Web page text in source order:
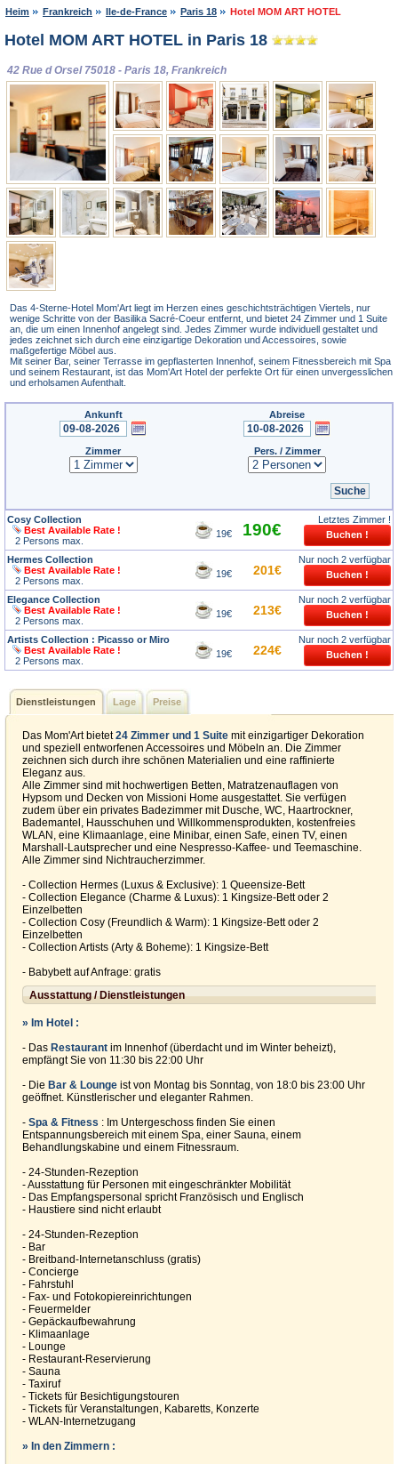
Heim Frankreich Ile-de-France Paris 18 Hotel MOM ART HOTEL
Hotel MOM ART HOTEL in Paris 18
42 Rue d Orsel 75018 - Paris 18, Frankreich
Das 4-Sterne-Hotel Mom'Art liegt im Herzen eines geschichtsträchtigen Viertels, nur
wenige Schritte von der Basilika Sacré-Coeur entfernt, und bietet 24 Zimmer und 1 Suite
an, die um einen Innenhof angelegt sind. Jedes Zimmer wurde individuell gestaltet und
jedes zeichnet sich durch eine einzigartige Dekoration und Accessoires, sowie
maßgefertige Möbel aus.
Mit seiner Bar, seiner Terrasse im gepflasterten Innenhof, seinem Fitnessbereich mit Spa
und seinem Restaurant, ist das Mom'Art Hotel der perfekte Ort für einen unvergesslichen
und erholsamen Aufenthalt.
Ankunft Abreise
Zimmer Pers. / Zimmer
Cosy Collection
Best Available Rate !
2 Persons max.
19€ 190€
Letztes Zimmer !
Hermes Collection
Best Available Rate !
2 Persons max.
19€ 201€
Nur noch 2 verfügbar
Elegance Collection
Best Available Rate !
2 Persons max.
19€ 213€
Nur noch 2 verfügbar
Artists Collection : Picasso or Miro
Best Available Rate !
2 Persons max.
19€ 224€
Nur noch 2 verfügbar
Dienstleistungen Lage Preise
Das Mom'Art bietet24 Zimmer und 1 Suite mit einzigartiger Dekoration
und speziell entworfenen Accessoires und Möbeln an. Die Zimmer
zeichnen sich durch ihre schönen Materialien und eine raffinierte
Eleganz aus.
Alle Zimmer sind mit hochwertigen Betten, Matratzenauflagen von
Hypsom und Decken von Missioni Home ausgestattet. Sie verfügen
zudem über ein privates Badezimmer mit Dusche, WC, Haartrockner,
Bademantel, Hausschuhen und Willkommensprodukten, kostenfreies
WLAN, eine Klimaanlage, eine Minibar, einen Safe, einen TV, einen
Marshall-Lautsprecher und eine Nespresso-Kaffee- und Teemaschine.
Alle Zimmer sind Nichtraucherzimmer.
- Collection Hermes (Luxus & Exclusive): 1 Queensize-Bett
- Collection Elegance (Charme & Luxus): 1 Kingsize-Bett oder 2
Einzelbetten
- Collection Cosy (Freundlich & Warm): 1 Kingsize-Bett oder 2
Einzelbetten
- Collection Artists (Arty & Boheme): 1 Kingsize-Bett
- Babybett auf Anfrage: gratis
Ausstattung / Dienstleistungen
» Im Hotel :
- Das Restaurant im Innenhof (überdacht und im Winter beheizt),
empfängt Sie von 11:30 bis 22:00 Uhr
- Die Bar & Lounge ist von Montag bis Sonntag, von 18:0 bis 23:00 Uhr
geöffnet. Künstlerischer und eleganter Rahmen.
- Spa & Fitness : Im Untergeschoss finden Sie einen
Entspannungsbereich mit einem Spa, einer Sauna, einem
Behandlungskabine und einem Fitnessraum.
- 24-Stunden-Rezeption
- Ausstattung für Personen mit eingeschränkter Mobilität
- Das Empfangspersonal spricht Französisch und Englisch
- Haustiere sind nicht erlaubt
- 24-Stunden-Rezeption
- Bar
- Breitband-Internetanschluss (gratis)
- Concierge
- Fahrstuhl
- Fax- und Fotokopiereinrichtungen
- Feuermelder
- Gepäckaufbewahrung
- Klimaanlage
- Lounge
- Restaurant-Reservierung
- Sauna
- Taxiruf
- Tickets für Besichtigungstouren
- Tickets für Veranstaltungen, Kabaretts, Konzerte
- WLAN-Internetzugang
» In den Zimmern :